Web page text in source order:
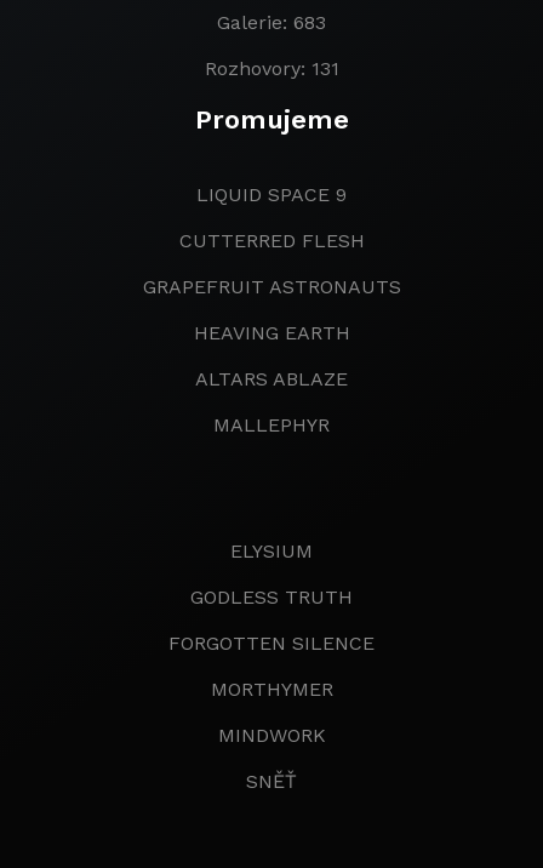
Galerie: 683
Rozhovory: 131
Promujeme
LIQUID SPACE 9
CUTTERRED FLESH
GRAPEFRUIT ASTRONAUTS
HEAVING EARTH
ALTARS ABLAZE
MALLEPHYR
ELYSIUM
GODLESS TRUTH
FORGOTTEN SILENCE
MORTHYMER
MINDWORK
SNĚŤ